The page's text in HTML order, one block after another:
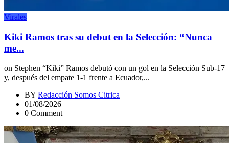
Virales
Kiki Ramos tras su debut en la Selección: “Nunca
me...
on Stephen “Kiki” Ramos debutó con un gol en la Selección Sub-17
y, después del empate 1-1 frente a Ecuador,...
BY Redacción Somos Citrica
01/08/2026
0 Comment